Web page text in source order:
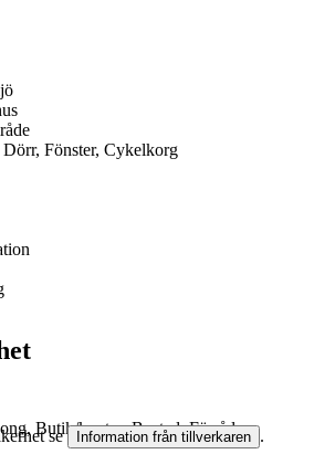
Fönster, Cykelkorg
Butik/kontor, Bostad, Förråd
se Information från tillverkaren .